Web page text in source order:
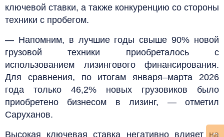
ключевой ставки, а также конкуренцию со стороны
техники с пробегом.
— Напомним, в лучшие годы свыше 90% новой
грузовой техники приобреталось с
использованием лизингового финансирования.
Для сравнения, по итогам января–марта 2026
года только 46,2% новых грузовиков было
приобретено бизнесом в лизинг, — отметил
Саруханов.
Высокая ключевая ставка негативно влияет на